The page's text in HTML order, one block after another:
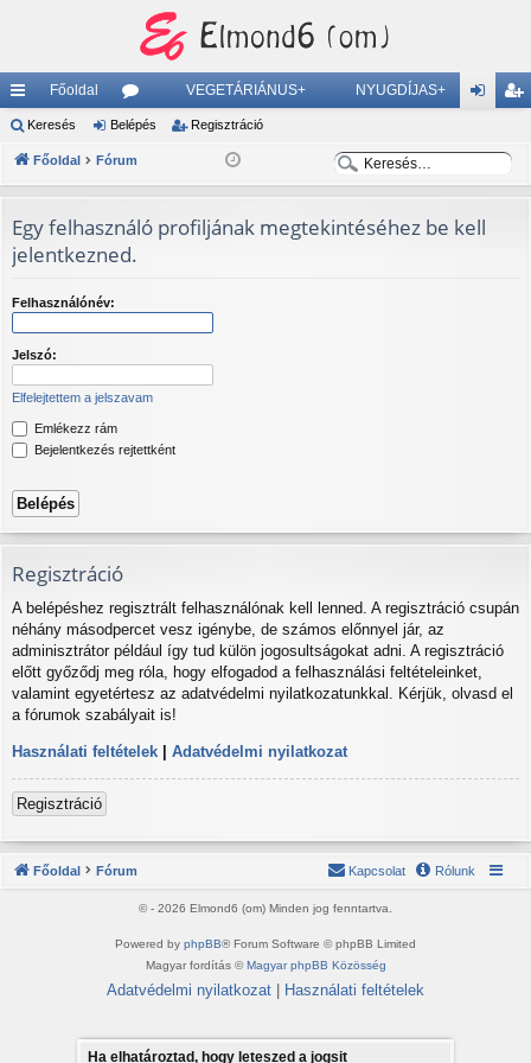
yo
rs
lin
ke
k
Főoldal
ór
u
m
ok
VEGETÁRIÁNUS+ NYUGDÍJAS+
és
is
ztr
Keresés Belépés Regisztráció
Főoldal Fórum
e
e
e
e
Egy felhasználó profiljának megtekintéséhez be kell
jelentkezned.
Felhasználónév:
Jelszó:
Elfelejtettem a jelszavam
Emlékezz rám
Bejelentkezés rejtettként
Regisztráció
A belépéshez regisztrált felhasználónak kell lenned. A regisztráció csupán
néhány másodpercet vesz igénybe, de számos előnnyel jár, az
adminisztrátor például így tud külön jogosultságokat adni. A regisztráció
előtt győződj meg róla, hogy elfogadod a felhasználási feltételeinket,
valamint egyetértesz az adatvédelmi nyilatkozatunkkal. Kérjük, olvasd el
a fórumok szabályait is!
Használati feltételek | Adatvédelmi nyilatkozat
Regisztráció
Főoldal Fórum Rólunk
Kapcsolat
© - 2026 Elmond6 (om) Minden jog fenntartva.
Powered by phpBB® Forum Software © phpBB Limited
Magyar fordítás ©Magyar phpBB Közösség
Adatvédelmi nyilatkozat | Használati feltételek
Ha elhatároztad, hogy leteszed a jogsit